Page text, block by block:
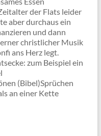
der Flats leider
aber durchaus ein
und dann
christlicher Musik
ans Herz legt.
zum Beispiel ein
(Bibel)Sprüchen
an einer Kette